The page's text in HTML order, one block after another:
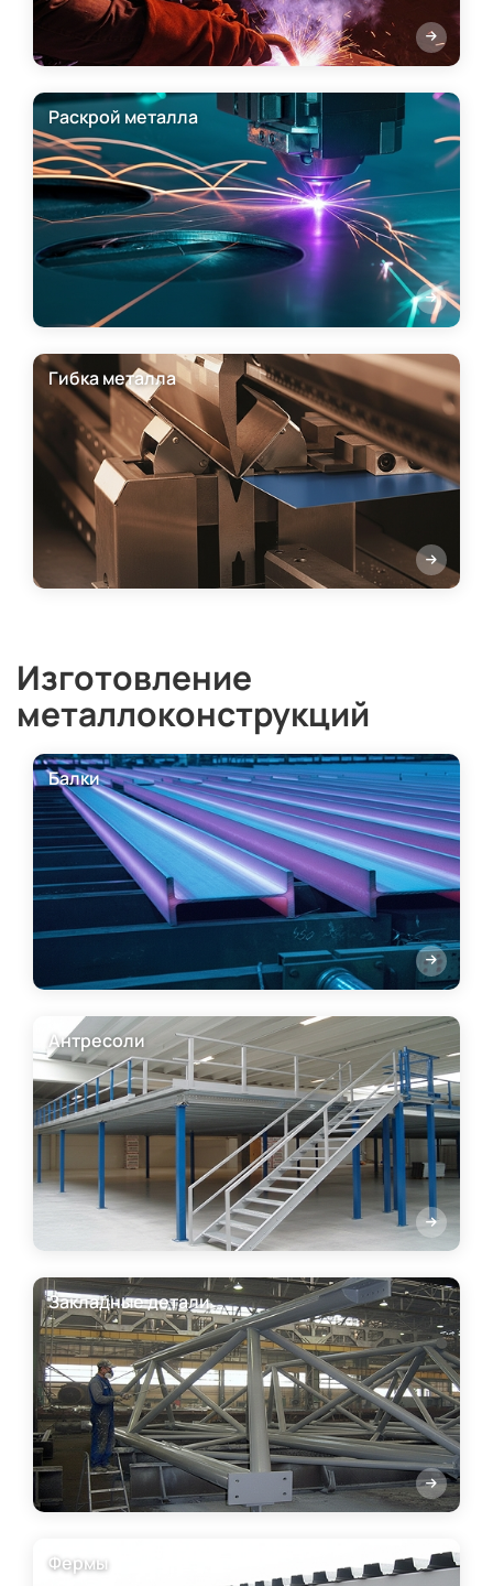
Раскрой металла
Гибка металла
Изготовление
металлоконструкций
Балки
Антресоли
Закладные детали
Фермы